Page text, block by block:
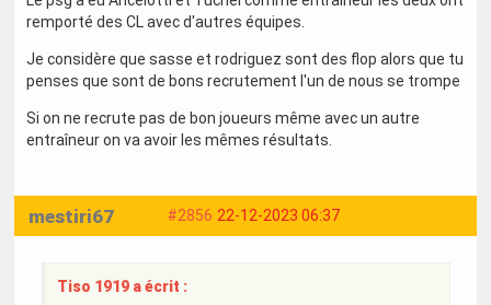
remporté des CL avec d'autres équipes.
Je considère que sasse et rodriguez sont des flop alors que tu
penses que sont de bons recrutement l'un de nous se trompe
Si on ne recrute pas de bon joueurs même avec un autre
entraîneur on va avoir les mêmes résultats.
#2856 22-12-2023 06:37
mestiri67
Tiso 1919 a écrit :